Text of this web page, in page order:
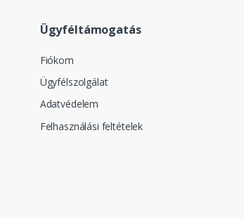
Ügyféltámogatás
Fiókom
Ügyfélszolgálat
Adatvédelem
Felhasználási feltételek